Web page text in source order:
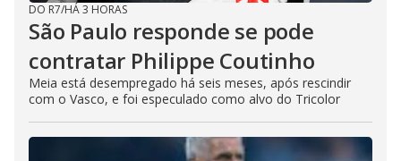
DO R7/HÁ 3 HORAS
São Paulo responde se pode
contratar Philippe Coutinho
Meia está desempregado há seis meses, após rescindir
com o Vasco, e foi especulado como alvo do Tricolor